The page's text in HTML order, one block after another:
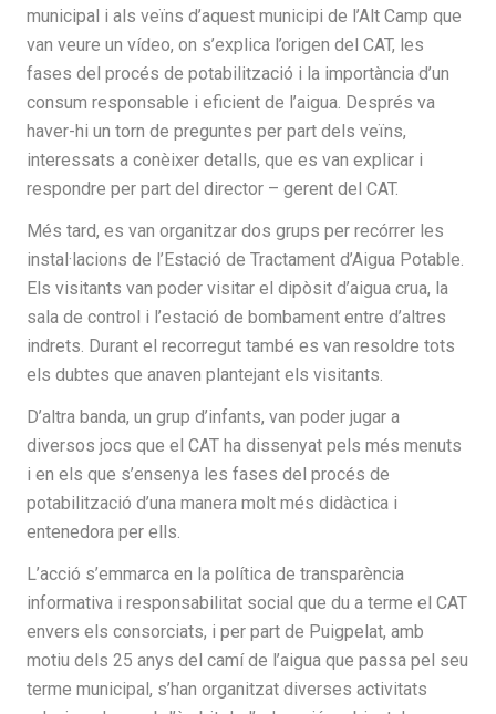
municipal i als veïns d’aquest municipi de l’Alt Camp que
van veure un vídeo, on s’explica l’origen del CAT, les
fases del procés de potabilització i la importància d’un
consum responsable i eficient de l’aigua. Després va
haver-hi un torn de preguntes per part dels veïns,
interessats a conèixer detalls, que es van explicar i
respondre per part del director – gerent del CAT.
Més tard, es van organitzar dos grups per recórrer les
instal·lacions de l’Estació de Tractament d’Aigua Potable.
Els visitants van poder visitar el dipòsit d’aigua crua, la
sala de control i l’estació de bombament entre d’altres
indrets. Durant el recorregut també es van resoldre tots
els dubtes que anaven plantejant els visitants.
D’altra banda, un grup d’infants, van poder jugar a
diversos jocs que el CAT ha dissenyat pels més menuts
i en els que s’ensenya les fases del procés de
potabilització d’una manera molt més didàctica i
entenedora per ells.
L’acció s’emmarca en la política de transparència
informativa i responsabilitat social que du a terme el CAT
envers els consorciats, i per part de Puigpelat, amb
motiu dels 25 anys del camí de l’aigua que passa pel seu
terme municipal, s’han organitzat diverses activitats